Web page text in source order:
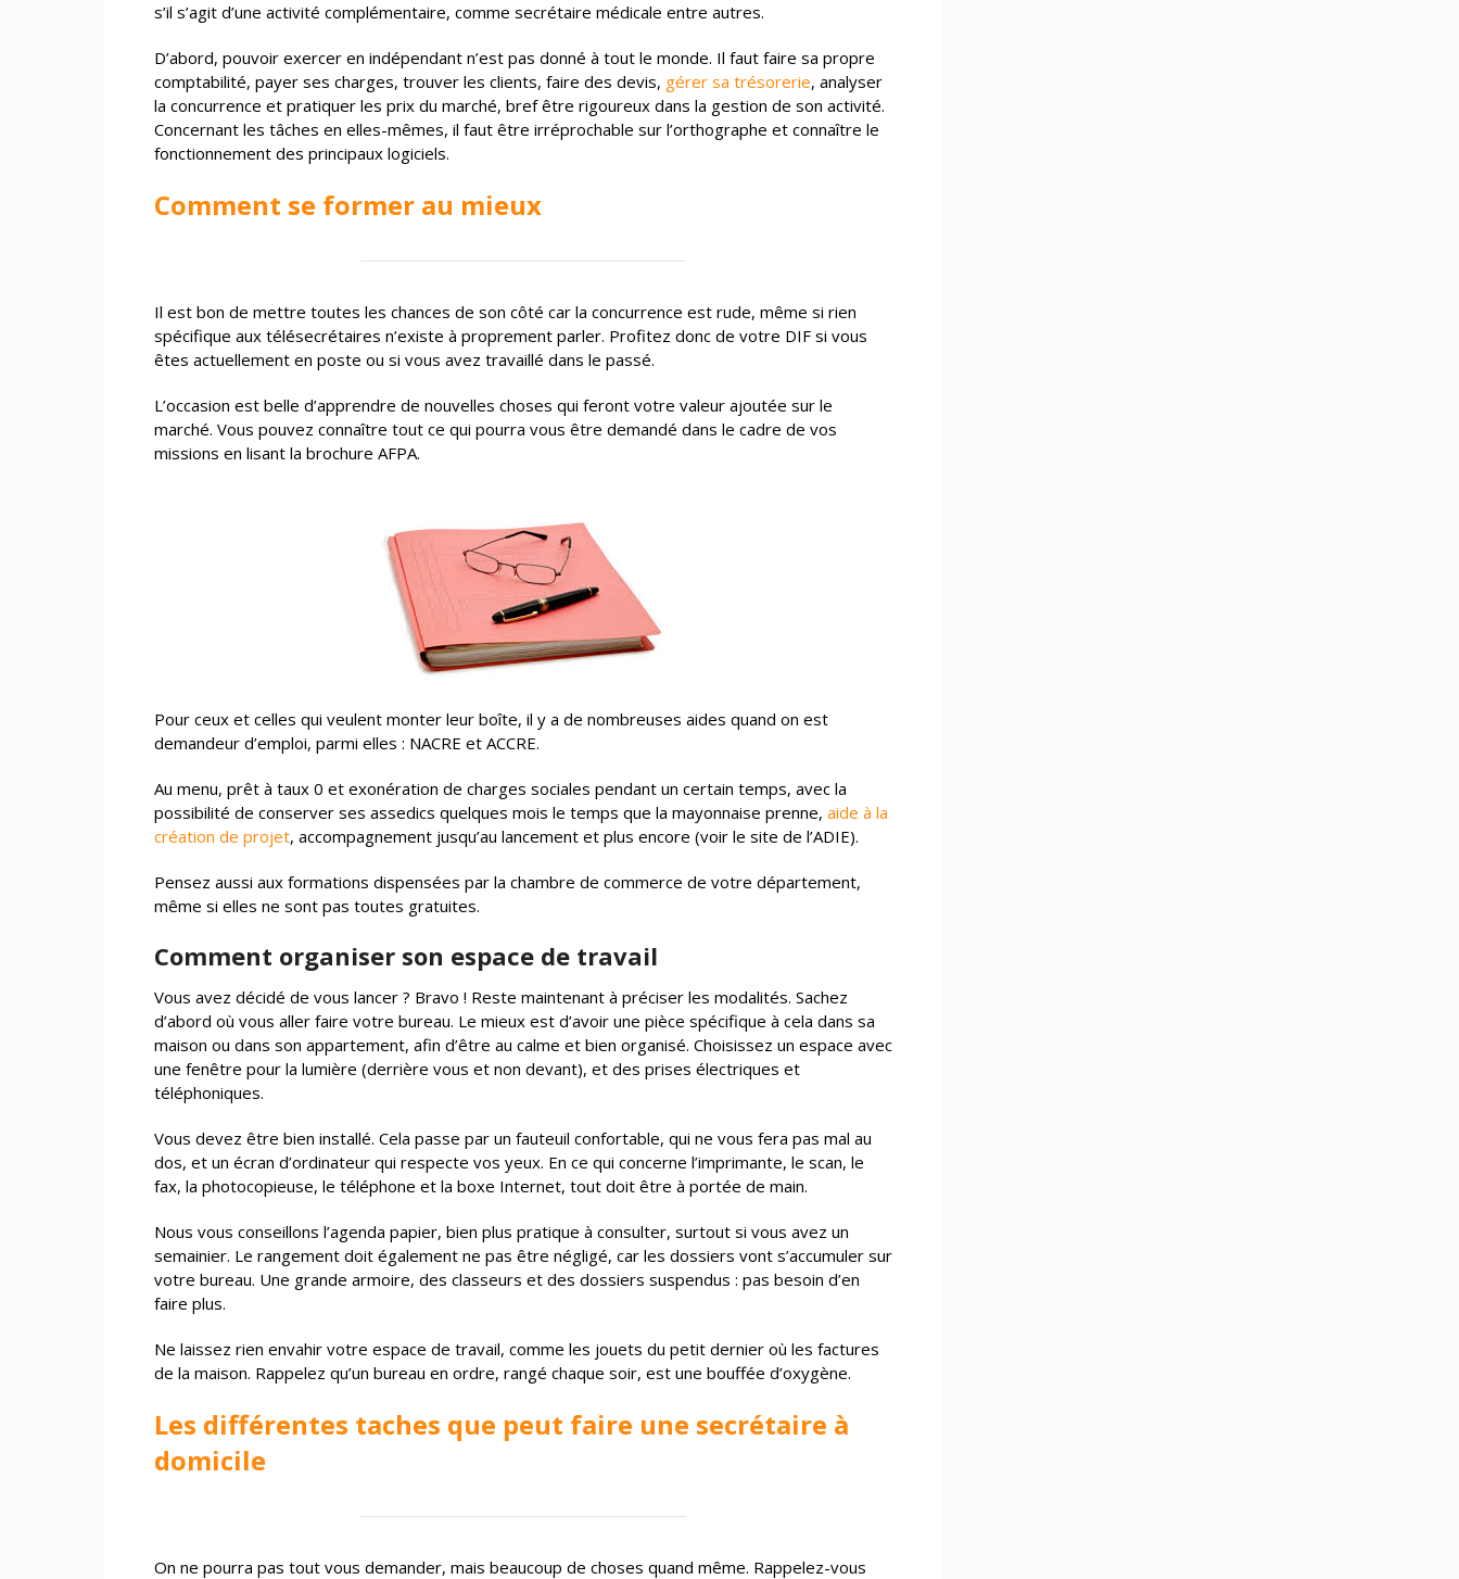
s’il s’agit d’une activité complémentaire, comme secrétaire médicale entre autres.
D’abord, pouvoir exercer en indépendant n’est pas donné à tout le monde. Il faut faire sa propre
comptabilité, payer ses charges, trouver les clients, faire des devis, gérer sa trésorerie, analyser
la concurrence et pratiquer les prix du marché, bref être rigoureux dans la gestion de son activité.
Concernant les tâches en elles-mêmes, il faut être irréprochable sur l’orthographe et connaître le
fonctionnement des principaux logiciels.
Comment se former au mieux
Il est bon de mettre toutes les chances de son côté car la concurrence est rude, même si rien
spécifique aux télésecrétaires n’existe à proprement parler. Profitez donc de votre DIF si vous
êtes actuellement en poste ou si vous avez travaillé dans le passé.
L’occasion est belle d’apprendre de nouvelles choses qui feront votre valeur ajoutée sur le
marché. Vous pouvez connaître tout ce qui pourra vous être demandé dans le cadre de vos
missions en lisant la brochure AFPA.
Pour ceux et celles qui veulent monter leur boîte, il y a de nombreuses aides quand on est
demandeur d’emploi, parmi elles : NACRE et ACCRE.
Au menu, prêt à taux 0 et exonération de charges sociales pendant un certain temps, avec la
possibilité de conserver ses assedics quelques mois le temps que la mayonnaise prenne, aide à la
création de projet, accompagnement jusqu’au lancement et plus encore (voir le site de l’ADIE).
Pensez aussi aux formations dispensées par la chambre de commerce de votre département,
même si elles ne sont pas toutes gratuites.
Comment organiser son espace de travail
Vous avez décidé de vous lancer ? Bravo ! Reste maintenant à préciser les modalités. Sachez
d’abord où vous aller faire votre bureau. Le mieux est d’avoir une pièce spécifique à cela dans sa
maison ou dans son appartement, afin d’être au calme et bien organisé. Choisissez un espace avec
une fenêtre pour la lumière (derrière vous et non devant), et des prises électriques et
téléphoniques.
Vous devez être bien installé. Cela passe par un fauteuil confortable, qui ne vous fera pas mal au
dos, et un écran d’ordinateur qui respecte vos yeux. En ce qui concerne l’imprimante, le scan, le
fax, la photocopieuse, le téléphone et la boxe Internet, tout doit être à portée de main.
Nous vous conseillons l’agenda papier, bien plus pratique à consulter, surtout si vous avez un
semainier. Le rangement doit également ne pas être négligé, car les dossiers vont s’accumuler sur
votre bureau. Une grande armoire, des classeurs et des dossiers suspendus : pas besoin d’en
faire plus.
Ne laissez rien envahir votre espace de travail, comme les jouets du petit dernier où les factures
de la maison. Rappelez qu’un bureau en ordre, rangé chaque soir, est une bouffée d’oxygène.
Les différentes taches que peut faire une secrétaire à
domicile
On ne pourra pas tout vous demander, mais beaucoup de choses quand même. Rappelez-vous